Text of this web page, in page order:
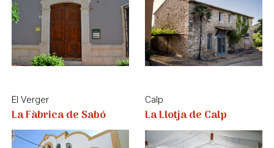
Dénia
La Llotja de Dénia
Xàbia
La Llotja de Xàbia